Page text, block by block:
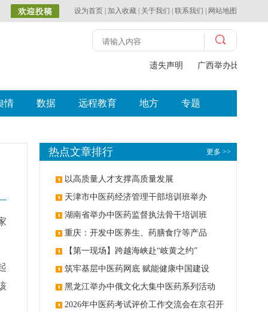
设为首页 加入收藏 关于我们 联系我们 网站地图
遗失声明 广西举办比赛探索
情 数据 远程教育 地方 专题
更多 >>
热点文章排行
以高质量人才支撑高质量发展
天津市中医药经济管理干部培训班举办
湖南省举办中医药监督执法骨干培训班
重庆：开发中医养生、药膳食疗等产品
【第一现场】跨越海峡赴“岐黄之约”
筑牢基层中医药网底 赋能健康中国建设
黑龙江举办中俄文化大集中医药系列活动
2026年中医药考试评价工作交流会在京召开